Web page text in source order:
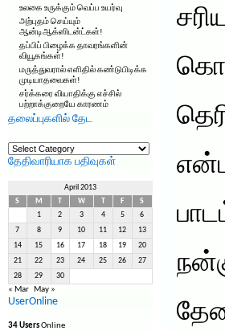
உலகை உருக்கும் வெப்ப உயர்வு
அற்புதம் செய்யும்
ஆன்டிஆக்ஸிடன்ட்கள்!
தப்பிப் பிழைக்க தாவரங்களின்
வியூகங்கள்!
மருத்துவரால் எளிதில் கண்டுபிடிக்க
முடியாதவைகள்!
சர்க்கரை வியாதிக்கு எச்சில்
பற்றாக்குறையே காரணம்
தலைப்புகளில் தேட
தலைப்புகளில்
தேட
தேதிவாரியாக பதிவுகள்
April 2013
S
M W F
S
1
2 3 4 5 6
7 8 9 10 11 12 13
14 15 16 17 18 19 20
21 22 23 24 25 26 27
28 29 30
« Mar May »
UserOnline
34 UsersOnline